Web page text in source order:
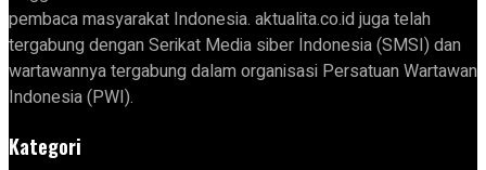
pembaca masyarakat Indonesia. aktualita.co.id juga telah
tergabung dengan Serikat Media siber Indonesia (SMSI) dan
wartawannya tergabung dalam organisasi Persatuan Wartawan
Indonesia (PWI).
Kategori